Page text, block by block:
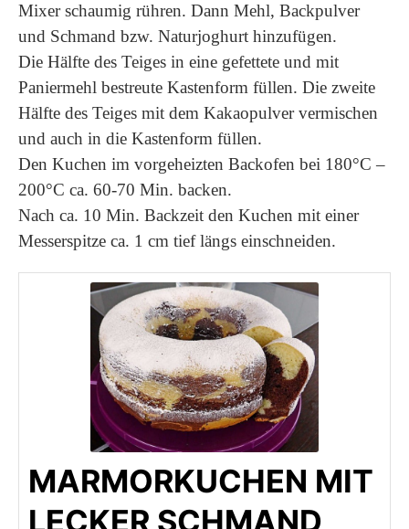
Mixer schaumig rühren. Dann Mehl, Backpulver
und Schmand bzw. Naturjoghurt hinzufügen.
Die Hälfte des Teiges in eine gefettete und mit
Paniermehl bestreute Kastenform füllen. Die zweite
Hälfte des Teiges mit dem Kakaopulver vermischen
und auch in die Kastenform füllen.
Den Kuchen im vorgeheizten Backofen bei 180°C –
200°C ca. 60-70 Min. backen.
Nach ca. 10 Min. Backzeit den Kuchen mit einer
Messerspitze ca. 1 cm tief längs einschneiden.
MARMORKUCHEN MIT